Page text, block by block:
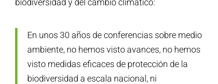
En unos 30 años de conferencias sobre medio
ambiente, no hemos visto avances, no hemos
visto medidas eficaces de protección de la
biodiversidad a escala nacional, ni